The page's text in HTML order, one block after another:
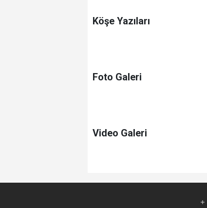
Köşe Yazıları
Foto Galeri
Video Galeri